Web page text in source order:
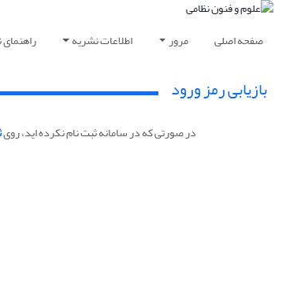
صفحه اصلی مرور اطلاعات نشریه
بازیابی رمز ورود
در صورتی که در سامانه ثبت نام نکرده اید، روی